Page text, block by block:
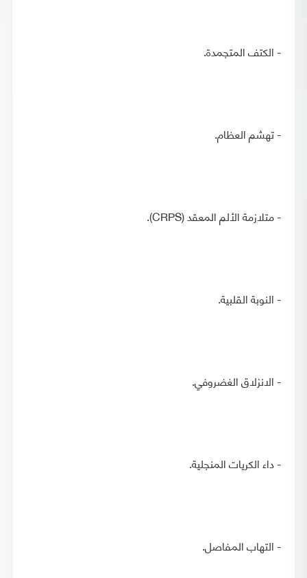
- الكتف المتجمدة.
- تهشم العظام.
- متلازمة الألم المعقد (CRPS).
- النوبة القلبية.
- الانزلاق الغضروفي.
- داء الكريات المنجلية.
- التهاب المفاصل.